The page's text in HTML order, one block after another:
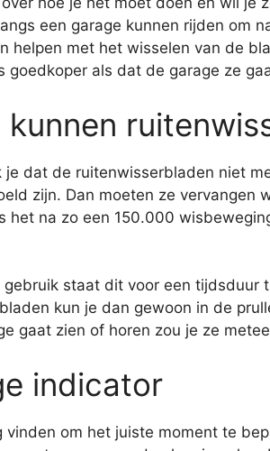
een garage kunnen rijden om
helpen met het wisselen van de
goedkoper als dat de garage ze
kunnen
je dat de ruitenwisserbladen niet
zijn. Dan moeten ze vervangen
het na zo een 150.000
staat dit voor een tijdsduur
kun je dan gewoon in de
gaat zien of horen zou je ze
indicator
vinden om het juiste moment te